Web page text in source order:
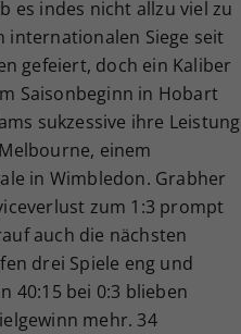
es indes nicht allzu viel zu
Siege seit
gefeiert, doch ein Kaliber
Saisonbeginn in Hobart
sukzessive ihre Leistung
einem
in Wimbledon. Grabher
zum 1:3 prompt
auch die nächsten
drei Spiele eng und
40:15 bei 0:3 blieben
mehr. 34